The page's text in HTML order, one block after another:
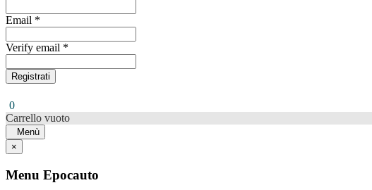
Email *
Verify email *
Registrati
0
Carrello vuoto
Menù
×
Menu Epocauto